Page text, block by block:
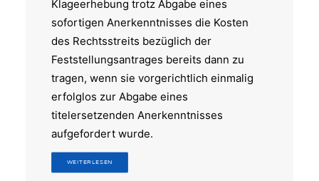
Klageerhebung trotz Abgabe eines
sofortigen Anerkenntnisses die Kosten
des Rechtsstreits bezüglich der
Feststellungsantrages bereits dann zu
tragen, wenn sie vorgerichtlich einmalig
erfolglos zur Abgabe eines
titelersetzenden Anerkenntnisses
aufgefordert wurde.
WEITERLESEN